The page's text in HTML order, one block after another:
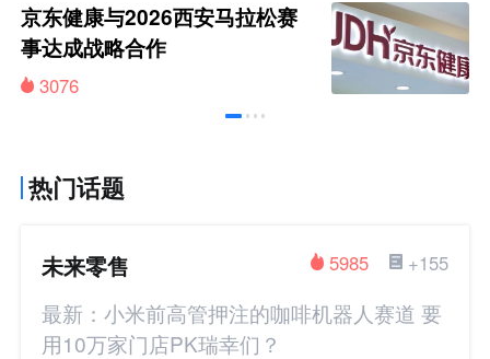
京东健康与2026西安马拉松赛
事达成战略合作
3076
热门话题
未来零售 +155
5985
最新：小米前高管押注的咖啡机器人赛道 要
用10万家门店PK瑞幸们？